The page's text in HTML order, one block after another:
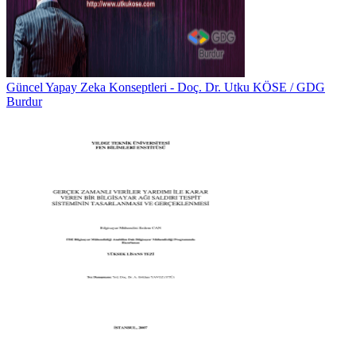
Güncel Yapay Zeka Konseptleri - Doç. Dr. Utku KÖSE / GDG
Burdur